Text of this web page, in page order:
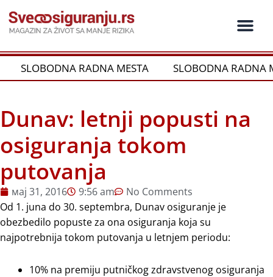
на
садржај
SLOBODNA RADNA MESTA SLOBODNA RADNA
Dunav: letnji popusti na
osiguranja tokom
putovanja
мај 31, 2016 9:56 am
No Comments
Od 1. juna do 30. septembra, Dunav osiguranje je
obezbedilo popuste za ona osiguranja koja su
najpotrebnija tokom putovanja u letnjem periodu:
10% na premiju putničkog zdravstvenog osiguranja